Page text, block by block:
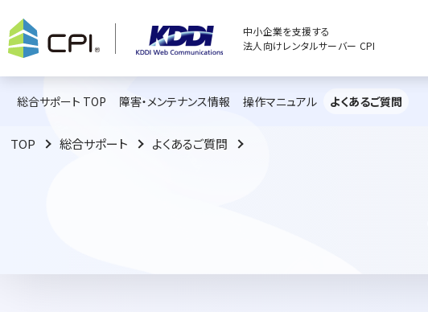
中小企業を支援する
法人向けレンタルサーバー CPI
総合サポート TOP 障害・メンテナンス情報 操作マニュアル よくあるご質問
TOP 総合サポート よくあるご質問